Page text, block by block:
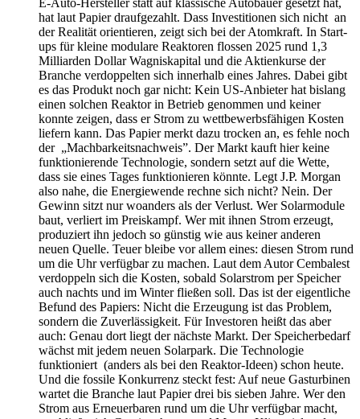
hat laut Papier draufgezahlt. Dass Investitionen sich nicht an
der Realität orientieren, zeigt sich bei der Atomkraft. In Start-
ups für kleine modulare Reaktoren flossen 2025 rund 1,3
Milliarden Dollar Wagniskapital und die Aktienkurse der
Branche verdoppelten sich innerhalb eines Jahres. Dabei gibt
es das Produkt noch gar nicht: Kein US-Anbieter hat bislang
einen solchen Reaktor in Betrieb genommen und keiner
konnte zeigen, dass er Strom zu wettbewerbsfähigen Kosten
liefern kann. Das Papier merkt dazu trocken an, es fehle noch
der „Machbarkeitsnachweis”. Der Markt kauft hier keine
funktionierende Technologie, sondern setzt auf die Wette,
dass sie eines Tages funktionieren könnte. Legt J.P. Morgan
also nahe, die Energiewende rechne sich nicht? Nein. Der
Gewinn sitzt nur woanders als der Verlust. Wer Solarmodule
baut, verliert im Preiskampf. Wer mit ihnen Strom erzeugt,
produziert ihn jedoch so günstig wie aus keiner anderen
neuen Quelle. Teuer bleibe vor allem eines: diesen Strom rund
um die Uhr verfügbar zu machen. Laut dem Autor Cembalest
verdoppeln sich die Kosten, sobald Solarstrom per Speicher
auch nachts und im Winter fließen soll. Das ist der eigentliche
Befund des Papiers: Nicht die Erzeugung ist das Problem,
sondern die Zuverlässigkeit. Für Investoren heißt das aber
auch: Genau dort liegt der nächste Markt. Der Speicherbedarf
wächst mit jedem neuen Solarpark. Die Technologie
funktioniert (anders als bei den Reaktor-Ideen) schon heute.
Und die fossile Konkurrenz steckt fest: Auf neue Gasturbinen
wartet die Branche laut Papier drei bis sieben Jahre. Wer den
Strom aus Erneuerbaren rund um die Uhr verfügbar macht,